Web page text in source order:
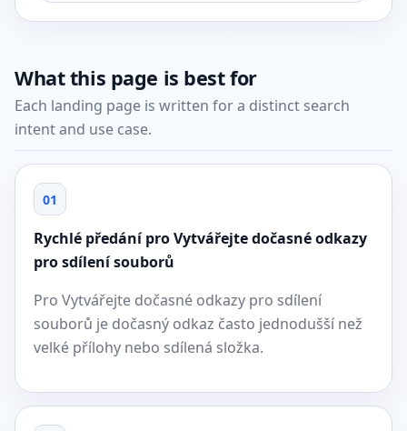
What this page is best for
Each landing page is written for a distinct search
intent and use case.
01
Rychlé předání pro Vytvářejte dočasné odkazy
pro sdílení souborů
Pro Vytvářejte dočasné odkazy pro sdílení
souborů je dočasný odkaz často jednodušší než
velké přílohy nebo sdílená složka.